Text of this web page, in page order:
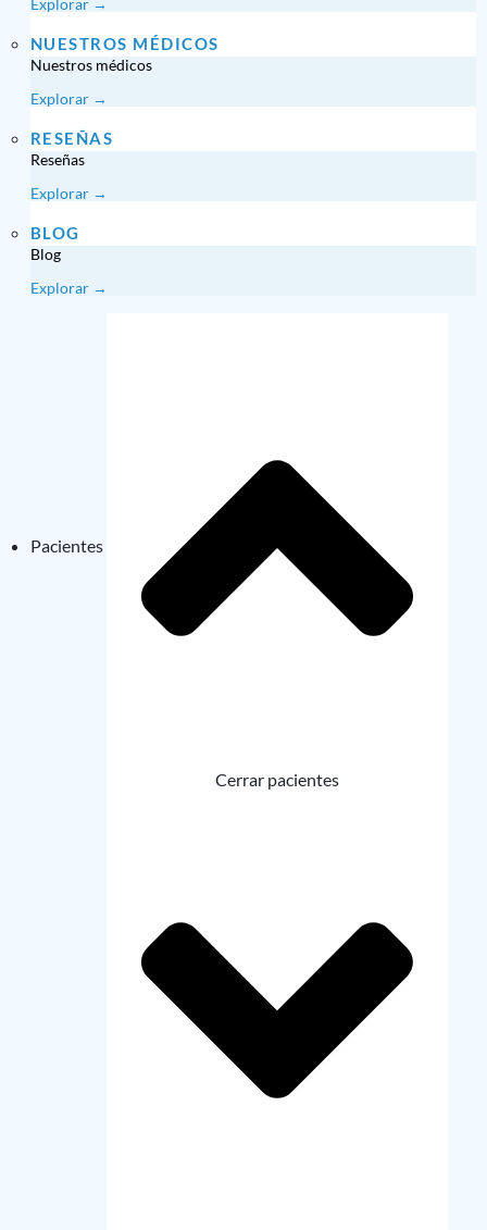
Explorar →
NUESTROS MÉDICOS
Nuestros médicos
Explorar →
RESEÑAS
Reseñas
Explorar →
BLOG
Blog
Explorar →
Pacientes
Cerrar pacientes